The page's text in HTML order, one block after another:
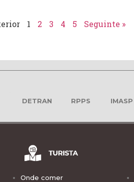
1 2 3 4 5 Seguinte »
DETRAN RPPS IMASP
Onde comer